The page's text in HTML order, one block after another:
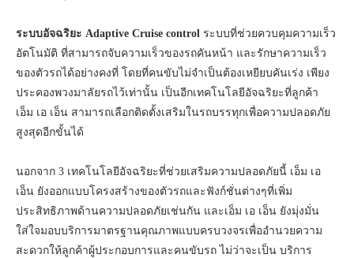
ระบบอัจฉริยะ Adaptive Cruise control ระบบที่ช่วยควบคุมความเร็ว
อัตโนมัติ ที่สามารถจับความเร็วของรถคันหน้า และรักษาความเร็ว
ของตัวรถได้อย่างคงที่ โดยที่คนขับไม่จำเป็นต้องเหยียบคันเร่ง เพียง
ประคองพวงมาลัยรถไว้เท่านั้น เป็นอีกเทคโนโลยีอัจฉริยะที่ลูกค้า
เอ็ม เอ เอ็น สามารถเลือกติดตั้งเสริมในรถบรรทุกเพื่อความปลอดภัย
สูงสุดอีกขั้นได้
นอกจาก 3 เทคโนโลยีอัจฉริยะที่ช่วยเสริมความปลอดภัยนี้ เอ็ม เอ
เอ็น ยังออกแบบโครงสร้างของตัวรถและฟังก์ชั่นต่างๆที่เพิ่ม
ประสิทธิภาพด้านความปลอดภัยเช่นกัน และเอ็ม เอ เอ็น ยังมุ่งมั่น
ใส่ใจมอบบริการมาตรฐานคุณภาพแบบครบวงจรเพื่ออำนวยความ
สะดวกให้ลูกค้าผู้ประกอบการและคนขับรถ ไม่ว่าจะเป็น บริการ